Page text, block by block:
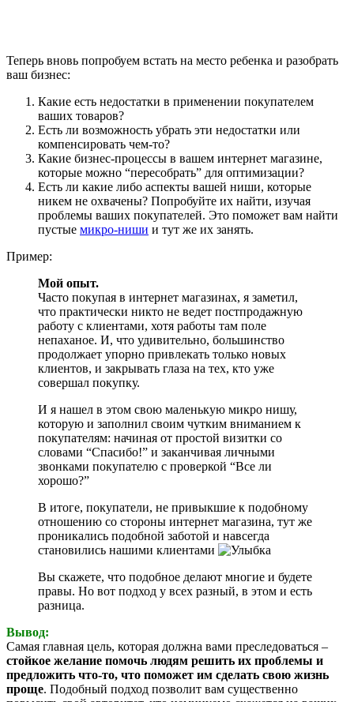
Теперь вновь попробуем встать на место ребенка и разобрать
ваш бизнес:
Какие есть недостатки в применении покупателем
ваших товаров?
Есть ли возможность убрать эти недостатки или
компенсировать чем-то?
Какие бизнес-процессы в вашем интернет магазине,
которые можно “пересобрать” для оптимизации?
Есть ли какие либо аспекты вашей ниши, которые
никем не охвачены? Попробуйте их найти, изучая
проблемы ваших покупателей. Это поможет вам найти
пустые микро-ниши и тут же их занять.
Пример:
Мой опыт.
Часто покупая в интернет магазинах, я заметил,
что практически никто не ведет постпродажную
работу с клиентами, хотя работы там поле
непаханое. И, что удивительно, большинство
продолжает упорно привлекать только новых
клиентов, и закрывать глаза на тех, кто уже
совершал покупку.
И я нашел в этом свою маленькую микро нишу,
которую и заполнил своим чутким вниманием к
покупателям: начиная от простой визитки со
словами “Спасибо!” и заканчивая личными
звонками покупателю с проверкой “Все ли
хорошо?”
В итоге, покупатели, не привыкшие к подобному
отношению со стороны интернет магазина, тут же
проникались подобной заботой и навсегда
становились нашими клиентами
Вы скажете, что подобное делают многие и будете
правы. Но вот подход у всех разный, в этом и есть
разница.
Вывод:
Самая главная цель, которая должна вами преследоваться –
стойкое желание помочь людям решить их проблемы и
предложить что-то, что поможет им сделать свою жизнь
проще. Подобный подход позволит вам существенно